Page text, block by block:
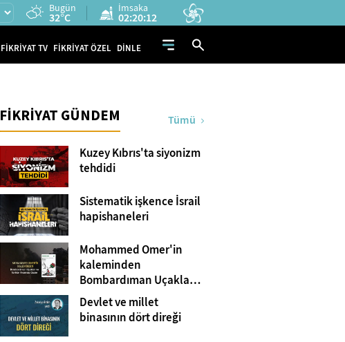
Bugün
32°C
İmsaka
02:20:10
FİKRİYAT TV FİKRİYAT ÖZEL DİNLE
FİKRİYAT GÜNDEM Tümü
Kuzey Kıbrıs'ta siyonizm
tehdidi
Sistematik işkence İsrail
hapishaneleri
Mohammed Omer'in
kaleminden
Bombardıman Uçakları
ve Tanklar Arasında
Gazze
Devlet ve millet
binasının dört direği